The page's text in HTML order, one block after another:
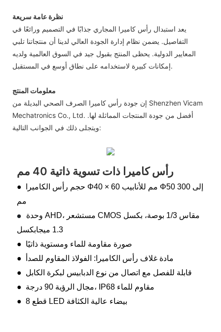
نظرة عامة سريعة
يعد استبدال رأس كاميرا المجاري جذابًا في التصميم ورائعًا في
التفاصيل. يضمن نظام إدارة الجودة العالي لدينا أن منتجاتنا تلبي
المعايير الدولية. يحظى المنتج بقبول جيد في السوق العالمية ولديه
إمكانات كبيرة لاستخدامه على نطاق أوسع في المستقبل.
معلومات المنتج
إن جودة رأس كاميرا الصرف الصحي البديلة من Shenzhen Vicam
Mechatronics Co., Ltd. أفضل من جودة المنتجات المماثلة لها.
ويتجلى ذلك في الجوانب التالية:
رأس كاميرا ذات تسوية ذاتية 40 مم
● حجم رأس الكاميرا Φ40 × 60 مم للأنابيب Φ50 إلى 300
مم
●
1.3 ميجابكسل
● صورة مقاومة للماء ومستوية ذاتيًا
● مادة غلاف رأس الكاميرا: الفولاذ المقاوم للصدأ
● قابلة للفصل مع اتصال من نوع الدبابيس لبكرة الكابل
● مجال الرؤية 90 درجة، IP68 مقاوم للماء
● 8 قطع LED بيضاء عالية الكثافة